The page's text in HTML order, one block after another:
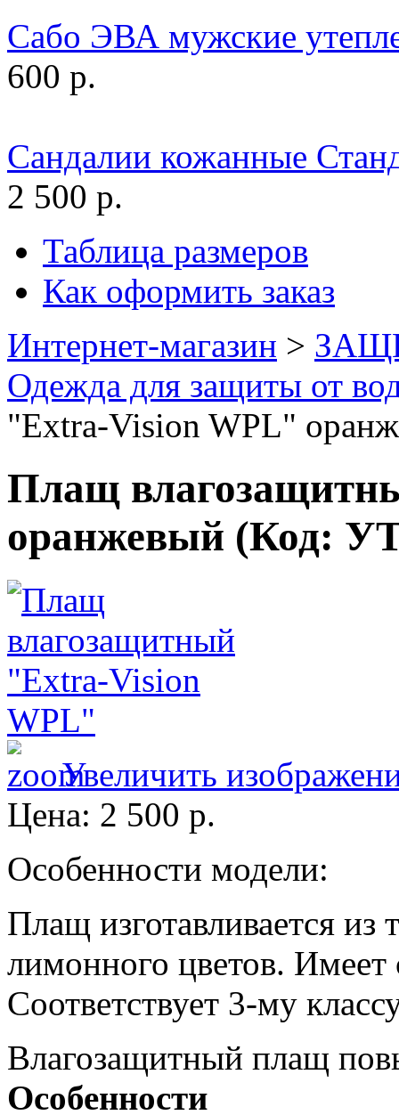
Сабо ЭВА мужские
600 р.
Сандалии кожанные
2 500 р.
Таблица размеров
Как оформить заказ
Интернет-магазин >
Одежда для защиты от
"Extra-Vision WPL"
Плащ
оранжевый (Код:
Увеличить
Цена: 2 500 р.
Особенности модели:
Плащ изготавливается из
лимонного цветов.
Соответствует 3-му
Влагозащитный плащ
Особенности